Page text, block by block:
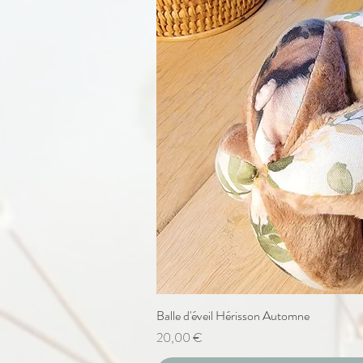
Aperçu
Balle d'éveil Hérisson Automne
Prix
20,00 €